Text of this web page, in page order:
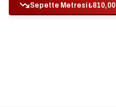
Sepette Metresi ₺810,00